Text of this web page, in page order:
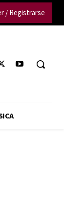
/ Registrarse